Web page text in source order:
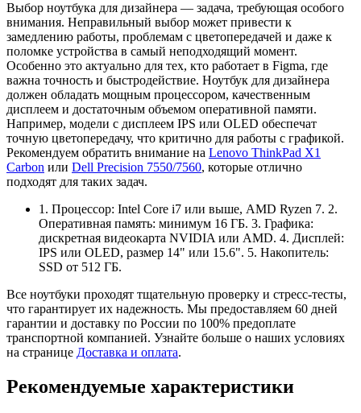
Выбор ноутбука для дизайнера — задача, требующая особого
внимания. Неправильный выбор может привести к
замедлению работы, проблемам с цветопередачей и даже к
поломке устройства в самый неподходящий момент.
Особенно это актуально для тех, кто работает в Figma, где
важна точность и быстродействие. Ноутбук для дизайнера
должен обладать мощным процессором, качественным
дисплеем и достаточным объемом оперативной памяти.
Например, модели с дисплеем IPS или OLED обеспечат
точную цветопередачу, что критично для работы с графикой.
Рекомендуем обратить внимание на Lenovo ThinkPad X1
Carbon или Dell Precision 7550/7560, которые отлично
подходят для таких задач.
1. Процессор: Intel Core i7 или выше, AMD Ryzen 7. 2.
Оперативная память: минимум 16 ГБ. 3. Графика:
дискретная видеокарта NVIDIA или AMD. 4. Дисплей:
IPS или OLED, размер 14" или 15.6". 5. Накопитель:
SSD от 512 ГБ.
Все ноутбуки проходят тщательную проверку и стресс-тесты,
что гарантирует их надежность. Мы предоставляем 60 дней
гарантии и доставку по России по 100% предоплате
транспортной компанией. Узнайте больше о наших условиях
на странице Доставка и оплата.
Рекомендуемые характеристики